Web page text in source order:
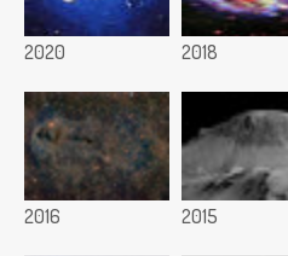
2020 2018
2016 2015